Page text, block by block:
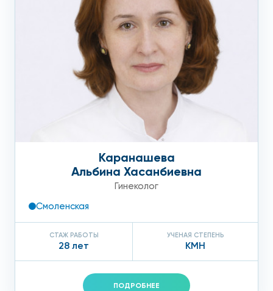
Каранашева
Альбина Хасанбиевна
Гинеколог
Смоленская
СТАЖ РАБОТЫ
28 лет
УЧЕНАЯ СТЕПЕНЬ
КМН
ПОДРОБНЕЕ